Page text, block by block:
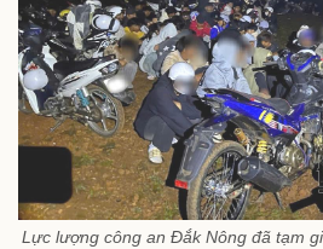
Lực lượng công an Đắk Nông đã tạm